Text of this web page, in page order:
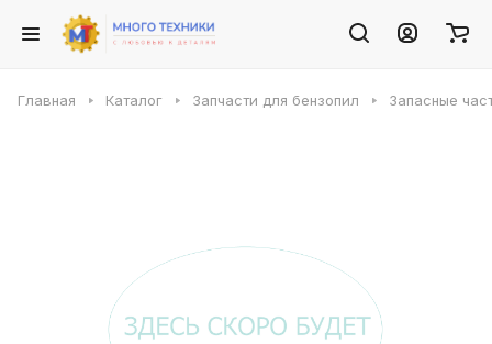
Главная Каталог Запчасти для бензопил Запасные